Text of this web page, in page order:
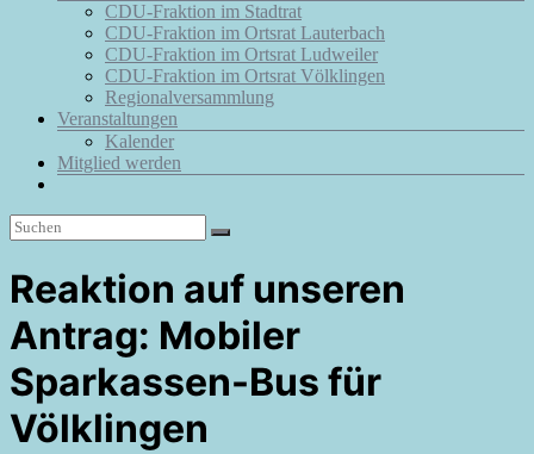
CDU-Fraktion im Stadtrat
CDU-Fraktion im Ortsrat Lauterbach
CDU-Fraktion im Ortsrat Ludweiler
CDU-Fraktion im Ortsrat Völklingen
Regionalversammlung
Veranstaltungen
Kalender
Mitglied werden
Reaktion auf unseren
Antrag: Mobiler
Sparkassen-Bus für
Völklingen